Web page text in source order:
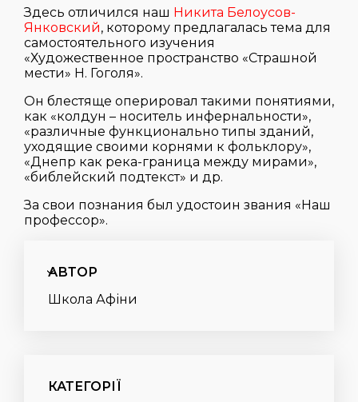
Здесь отличился наш Никита Белоусов-
Янковский, которому предлагалась тема для
самостоятельного изучения
«Художественное пространство «Страшной
мести» Н. Гоголя».
Он блестяще оперировал такими понятиями,
как «колдун – носитель инфернальности»,
«различные функционально типы зданий,
уходящие своими корнями к фольклору»,
«Днепр как река-граница между мирами»,
«библейский подтекст» и др.
За свои познания был удостоин звания «Наш
профессор».
АВТОР
Школа Афіни
КАТЕГОРІЇ